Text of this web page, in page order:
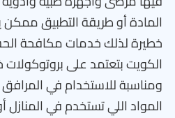
المادة أو طريقة التطبيق
خطيرة لذلك خدمات مكافحة
الكويت بتعتمد على
ومناسبة للاستخدام في
المواد اللي تستخدم في المنازل